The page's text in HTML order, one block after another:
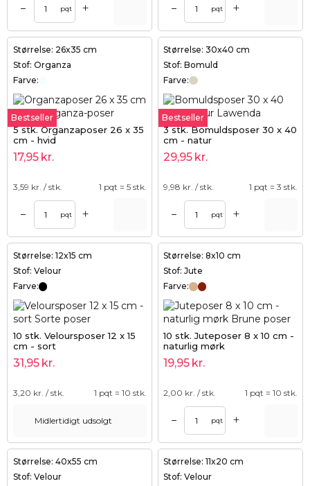
– pqt + – pqt +
Størrelse: 26x35 cm
Stof: Organza
Farve:
Bestseller
5 stk. Organzaposer 26 x 35
cm - hvid
17,95 kr.
3,59 kr. / stk. 1 pqt = 5 stk.
– pqt +
Størrelse: 30x40 cm
Stof: Bomuld
Farve:
Bestseller
3 stk. Bomuldsposer 30 x 40
cm - natur
29,95 kr.
9,98 kr. / stk. 1 pqt = 3 stk.
– pqt +
Størrelse: 12x15 cm
Stof: Velour
Farve:
10 stk. Veloursposer 12 x 15
cm - sort
31,95 kr.
3,20 kr. / stk. 1 pqt = 10 stk.
Midlertidigt udsolgt
Størrelse: 8x10 cm
Stof: Jute
Farve:
10 stk. Juteposer 8 x 10 cm -
naturlig mørk
19,95 kr.
2,00 kr. / stk. 1 pqt = 10 stk.
– pqt +
Størrelse: 40x55 cm
Stof: Velour
Størrelse: 11x20 cm
Stof: Velour